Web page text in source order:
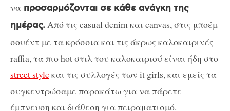
να προσαρμόζονται σε κάθε ανάγκη της
ημέρας.Από τις casual denim και canvas, στις μποέμ
σουέντ με τα κρόσσια και τις άκρως καλοκαιρινές
raffia, τα πιο hot στιλ του καλοκαιριού είναι ήδη στο
street styleκαι τις συλλογές των it girls, και εμείς τα
συγκεντρώσαμε παρακάτω για να πάρετε
έμπνευση και διάθεση για πειραματισμό.